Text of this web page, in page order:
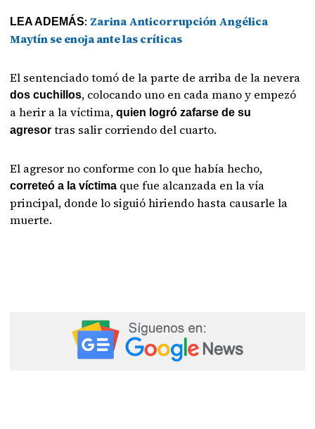
LEA ADEMÁS: Zarina Anticorrupción Angélica
Maytín se enoja ante las críticas
El sentenciado tomó de la parte de arriba de la nevera
dos cuchillos, colocando uno en cada mano y empezó
a herir a la víctima, quien logró zafarse de su
agresor tras salir corriendo del cuarto.
El agresor no conforme con lo que había hecho,
correteó a la víctima que fue alcanzada en la vía
principal, donde lo siguió hiriendo hasta causarle la
muerte.